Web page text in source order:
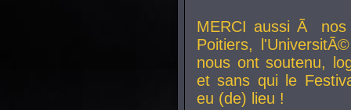
MERCI aussi Ã nos
Poitiers,
nous ont soutenu,
et sans qui le
eu (de) lieu !